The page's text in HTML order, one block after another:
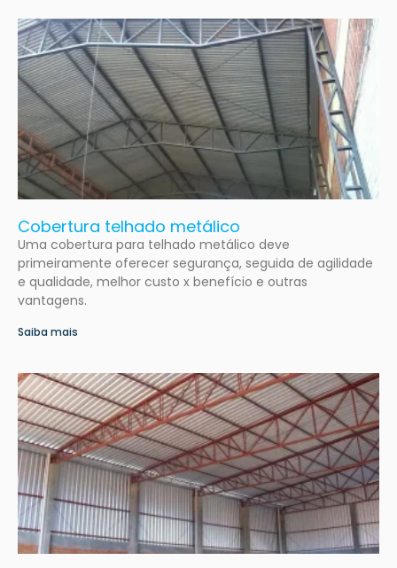
Cobertura telhado metálico
Uma cobertura para telhado metálico deve
primeiramente oferecer segurança, seguida de agilidade
e qualidade, melhor custo x benefício e outras
vantagens.
Saiba mais